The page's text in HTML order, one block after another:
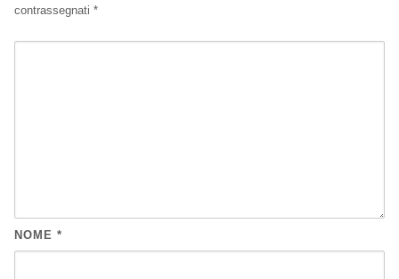
contrassegnati *
NOME *